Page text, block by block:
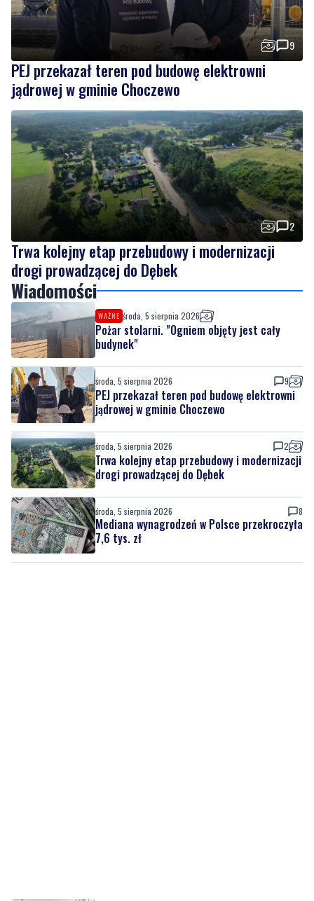
9
PEJ przekazał teren pod budowę elektrowni
jądrowej w gminie Choczewo
2
Trwa kolejny etap przebudowy i modernizacji
drogi prowadzącej do Dębek
Wiadomości
WAŻNE środa, 5 sierpnia 2026
Pożar stolarni. "Ogniem objęty jest cały
budynek"
środa, 5 sierpnia 2026 9
PEJ przekazał teren pod budowę elektrowni
jądrowej w gminie Choczewo
środa, 5 sierpnia 2026 2
Trwa kolejny etap przebudowy i modernizacji
drogi prowadzącej do Dębek
środa, 5 sierpnia 2026 8
Mediana wynagrodzeń w Polsce przekroczyła
7,6 tys. zł